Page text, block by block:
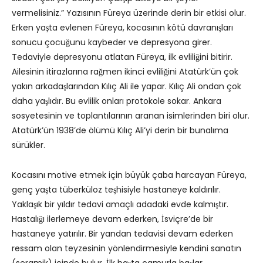
vermelisiniz.” Yazısının Füreya üzerinde derin bir etkisi olur.
Erken yaşta evlenen Füreya, kocasının kötü davranışları
sonucu çocuğunu kaybeder ve depresyona girer.
Tedaviyle depresyonu atlatan Füreya, ilk evliliğini bitirir.
Ailesinin itirazlarına rağmen ikinci evliliğini Atatürk’ün çok
yakın arkadaşlarından Kılıç Ali ile yapar. Kılıç Ali ondan çok
daha yaşlıdır. Bu evlilik onları protokole sokar. Ankara
sosyetesinin ve toplantılarının aranan isimlerinden biri olur.
Atatürk’ün 1938’de ölümü Kılıç Ali’yi derin bir bunalıma
sürükler.
Kocasını motive etmek için büyük çaba harcayan Füreya,
genç yaşta tüberküloz teşhisiyle hastaneye kaldırılır.
Yaklaşık bir yıldır tedavi amaçlı adadaki evde kalmıştır.
Hastalığı ilerlemeye devam ederken, İsviçre’de bir
hastaneye yatırılır. Bir yandan tedavisi devam ederken
ressam olan teyzesinin yönlendirmesiyle kendini sanatın